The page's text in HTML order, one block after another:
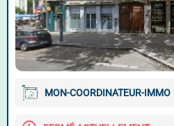
MON-COORDINATEUR-IMMO